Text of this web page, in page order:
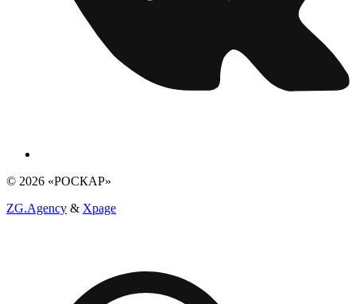
© 2026 «РОСКАР»
ZG.Agency & Xpage